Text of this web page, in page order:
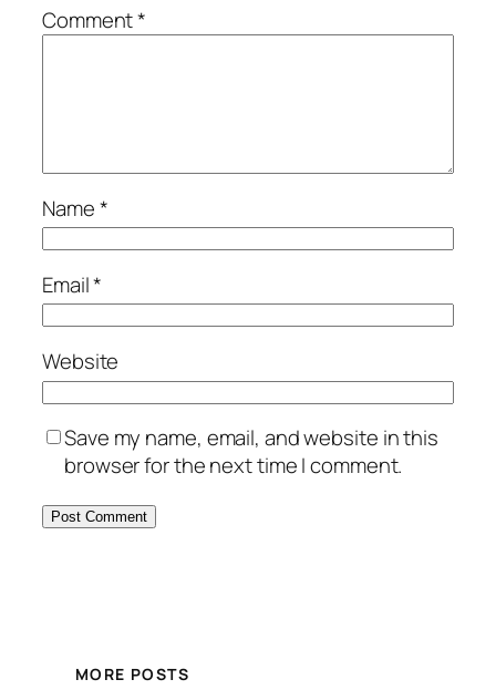
Comment*
Name*
Email*
Website
Save my name, email, and website in this
browser for the next time I comment.
MORE POSTS